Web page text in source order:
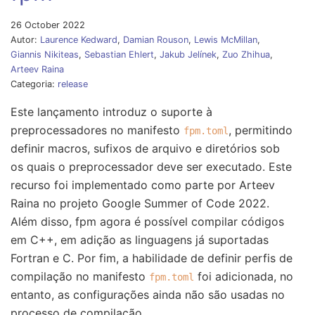
26 October 2022
Autor: Laurence Kedward, Damian Rouson, Lewis McMillan,
Giannis Nikiteas, Sebastian Ehlert, Jakub Jelínek, Zuo Zhihua,
Arteev Raina
Categoria: release
Este lançamento introduz o suporte à
preprocessadores no manifesto fpm.toml , permitindo
definir macros, sufixos de arquivo e diretórios sob
os quais o preprocessador deve ser executado. Este
recurso foi implementado como parte por Arteev
Raina no projeto Google Summer of Code 2022.
Além disso, fpm agora é possível compilar códigos
em C++, em adição as linguagens já suportadas
Fortran e C. Por fim, a habilidade de definir perfis de
compilação no manifesto fpm.toml foi adicionada, no
entanto, as configurações ainda não são usadas no